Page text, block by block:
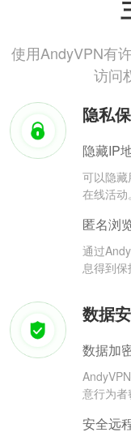
使用AndyVPN有
访问
隐私
隐藏IP
可以隐
在线活动。
匿名浏
通过
息得到保
数据
数据加
意行为者
安全远